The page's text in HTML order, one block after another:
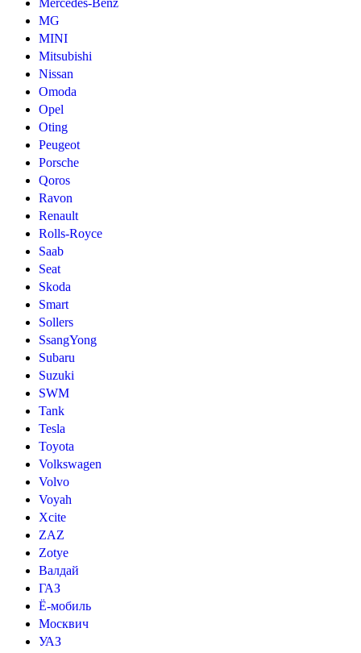
Mercedes-Benz
MG
MINI
Mitsubishi
Nissan
Omoda
Opel
Oting
Peugeot
Porsche
Qoros
Ravon
Renault
Rolls-Royce
Saab
Seat
Skoda
Smart
Sollers
SsangYong
Subaru
Suzuki
SWM
Tank
Tesla
Toyota
Volkswagen
Volvo
Voyah
Xcite
ZAZ
Zotye
Валдай
ГАЗ
Ё-мобиль
Москвич
УАЗ